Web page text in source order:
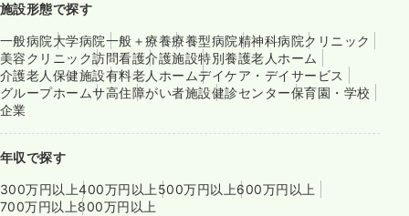
施設形態で探す
一般病院大学病院一般＋療養療養型病院精神科病院クリニック
美容クリニック訪問看護介護施設特別養護老人ホーム
介護老人保健施設有料老人ホームデイケア・デイサービス
グループホームサ高住障がい者施設健診センター保育園・学校
企業
年収で探す
300万円以上400万円以上 500万円以上600万円以上
700万円以上800万円以上